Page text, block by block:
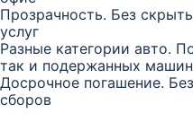
Прозрачность. Без
услуг
Разные категории авто.
так и подержанных машин
Досрочное погашение.
сборов